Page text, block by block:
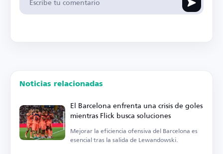
Noticias relacionadas
El Barcelona enfrenta una crisis de goles
mientras Flick busca soluciones
Mejorar la eficiencia ofensiva del Barcelona es
esencial tras la salida de Lewandowski.